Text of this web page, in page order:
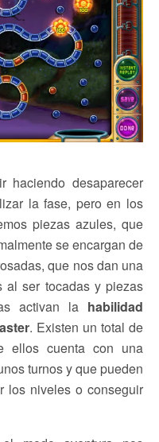
haciendo desaparecer
la fase, pero en los
piezas azules, que
se encargan de
que nos dan una
al ser tocadas y piezas
activan la habilidad
. Existen un total de
ellos cuenta con una
turnos y que pueden
los niveles o conseguir